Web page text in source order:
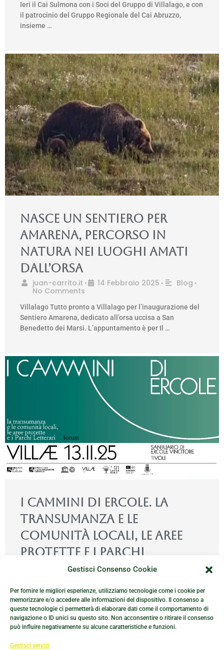
Gestisci Consenso Cookie
Per fornire le migliori esperienze, utilizziamo tecnologie come i cookie per
memorizzare e/o accedere alle informazioni del dispositivo. Il consenso a
queste tecnologie ci permetterà di elaborare dati come il comportamento di
navigazione o ID unici su questo sito. Non acconsentire o ritirare il consenso
può influire negativamente su alcune caratteristiche e funzioni.
Gestisci servizi
Ieri il Cai Sulmona con i Soci del Gruppo di Villalago, e con
il patrocinio del Gruppo Regionale del Cai Abruzzo,
insieme …
Nasce un sentiero per
Amarena, percorso in
natura nei luoghi amati
dall’orsa
juan-carrito.it • 14 Febbraio 2025 • Blog •
No Comments
Villalago Tutto pronto a Villalago per l’inaugurazione del
Sentiero Amarena, dedicato all’orsa uccisa a San
Benedetto dei Marsi. L’appuntamento è per Il …
I cammini di Ercole. La
transumanza e le
comunità locali, le aree
protette e i Parchi
Letterari
No Comments
L’Istituto Villa Adriana e Villa d’Este, con il patrocinio
della Commissione Nazionale Italiana per l’UNESCO e la
collaborazione del Comune di Tivoli, …